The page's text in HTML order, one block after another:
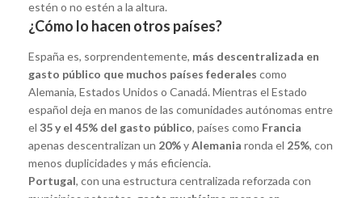
estén o no estén a la altura.
¿Cómo lo hacen otros países?
España es, sorprendentemente, más descentralizada en
gasto público que muchos países federales como
Alemania, Estados Unidos o Canadá. Mientras el Estado
español deja en manos de las comunidades autónomas entre
el 35 y el 45% del gasto público, países como Francia
apenas descentralizan un 20%yAlemania ronda el 25%, con
menos duplicidades y más eficiencia.
Portugal, con una estructura centralizada reforzada con